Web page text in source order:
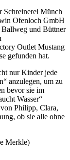
Schreinerei Münch
Ofenloch GmbH
Ballweg und Büttner
Outlet Mustang
gefunden hat.
nur Kinder jede
anzulegen, um zu
bevor sie im
Wasser“
Philipp, Clara,
ob sie alle ohne
Merkle)